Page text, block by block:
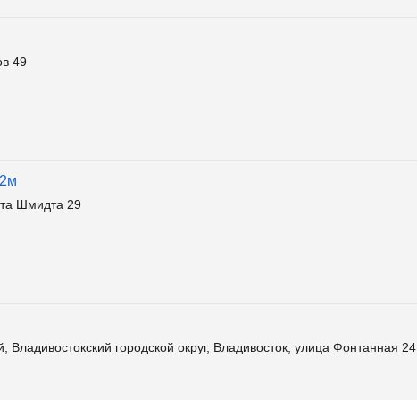
49
Шмидта 29
городской округ, Владивосток, улица Фонтанная 24